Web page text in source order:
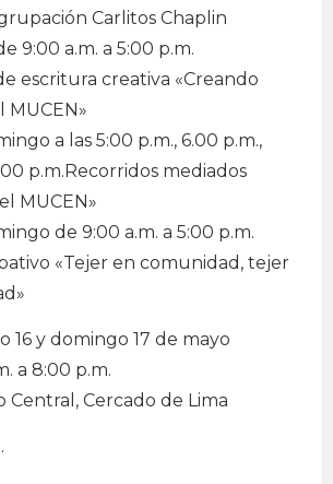
Carlitos Chaplin
9:00 a.m. a 5:00 p.m.
escritura creativa «Creando
MUCEN»
a las 5:00 p.m., 6.00 p.m.,
p.m.Recorridos mediados
MUCEN»
de 9:00 a.m. a 5:00 p.m.
«Tejer en comunidad, tejer
16 y domingo 17 de mayo
a 8:00 p.m.
Central, Cercado de Lima